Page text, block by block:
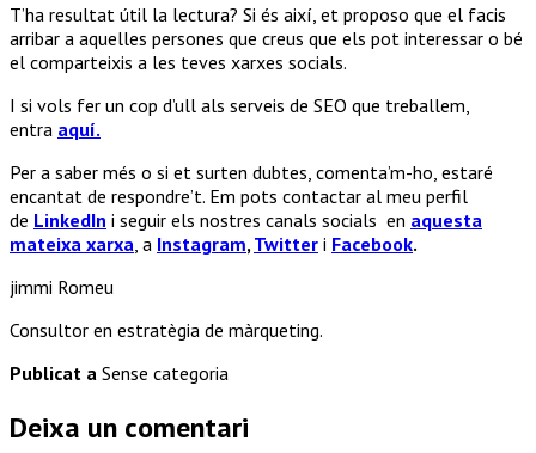
T’ha resultat útil la lectura? Si és així, et proposo que el facis
arribar a aquelles persones que creus que els pot interessar o bé
el comparteixis a les teves xarxes socials.
I si vols fer un cop d’ull als serveis de SEO que treballem,
entra aquí.
Per a saber més o si et surten dubtes, comenta’m-ho, estaré
encantat de respondre’t. Em pots contactar al meu perfil
de LinkedIn i seguir els nostres canals socials en aquesta
mateixa xarxa , a Instagram, Twitter i Facebook.
jimmi Romeu
Consultor en estratègia de màrqueting.
Publicat a Sense categoria
Deixa un comentari